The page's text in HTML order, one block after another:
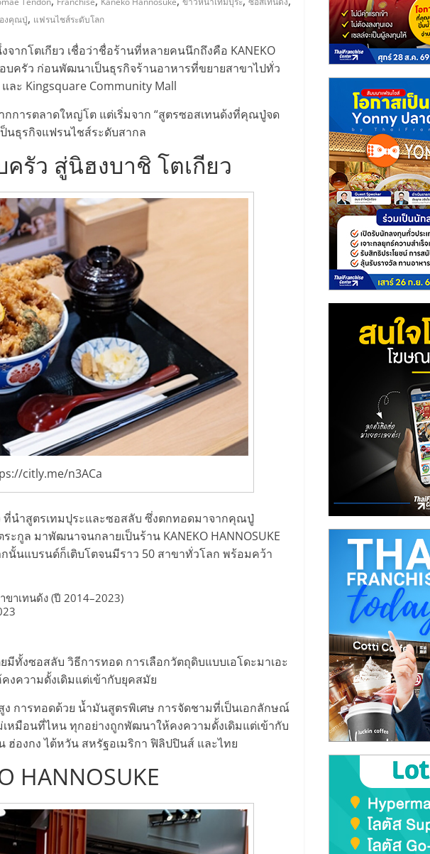
งคุณปู่, แฟรนไชส์ระดับโลก
ากโตเกียว เชื่อว่าชื่อร้านที่หลายคนนึกถึงคือ KANEKO
อบครัว ก่อนพัฒนาเป็นธุรกิจร้านอาหารที่ขยายสาขาไปทั่ว
ละ Kingsquare Community Mall
กการตลาดใหญ่โต แต่เริ่มจาก “สูตรซอสเทนด้งที่คุณปู่จด
นธุรกิจแฟรนไชส์ระดับสากล
รัว สู่นิฮงบาชิ โตเกียว
citly.me/n3ACa
ที่นำสูตรเทมปุระและซอสลับ ซึ่งตกทอดมาจากคุณปู่
ะกูล มาพัฒนาจนกลายเป็นร้าน KANEKO HANNOSUKE
นั้นแบรนด์ก็เติบโตจนมีราว 50 สาขาทั่วโลก พร้อมคว้า
ขาเทนด้ง (ปี 2014–2023)
ทั้งซอสลับ วิธีการทอด การเลือกวัตถุดิบแบบเอโดะมาเอะ
ความดั้งเดิมแต่เข้ากับยุคสมัย
ง การทอดด้วย น้ำมันสูตรพิเศษ การจัดชามที่เป็นเอกลักษณ์
หมือนที่ไหน ทุกอย่างถูกพัฒนาให้คงความดั้งเดิมแต่เข้ากับ
องกง ไต้หวัน สหรัฐอเมริกา ฟิลิปปินส์ และไทย
HANNOSUKE